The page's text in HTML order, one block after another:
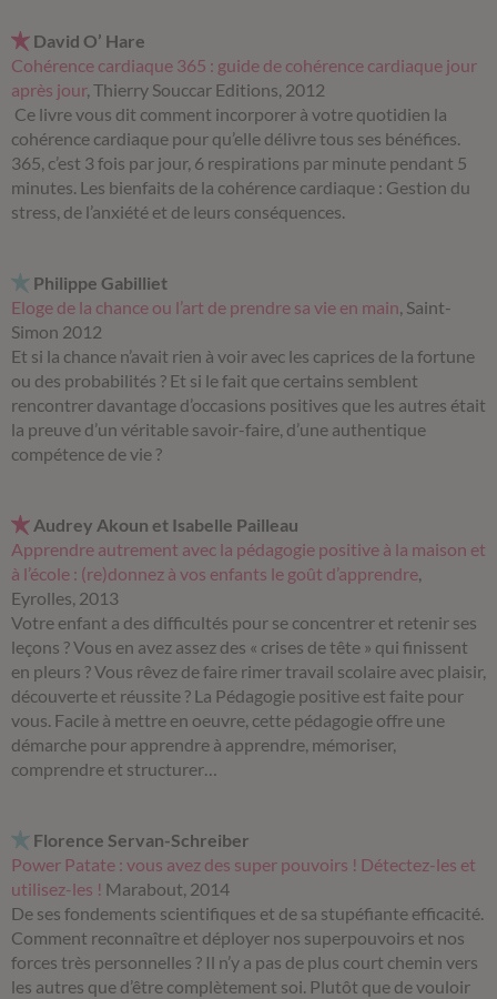
David O’ Hare
Cohérence cardiaque 365 : guide de cohérence cardiaque jour
après jour, Thierry Souccar Editions, 2012
Ce livre vous dit comment incorporer à votre quotidien la
cohérence cardiaque pour qu’elle délivre tous ses bénéfices.
365, c’est 3 fois par jour, 6 respirations par minute pendant 5
minutes. Les bienfaits de la cohérence cardiaque : Gestion du
stress, de l’anxiété et de leurs conséquences.
Philippe Gabilliet
Eloge de la chance ou l’art de prendre sa vie en main, Saint-
Simon 2012
Et si la chance n’avait rien à voir avec les caprices de la fortune
ou des probabilités ? Et si le fait que certains semblent
rencontrer davantage d’occasions positives que les autres était
la preuve d’un véritable savoir-faire, d’une authentique
compétence de vie ?
Audrey Akoun et Isabelle Pailleau
Apprendre autrement avec la pédagogie positive à la maison et
à l’école : (re)donnez à vos enfants le goût d’apprendre,
Eyrolles, 2013
Votre enfant a des difficultés pour se concentrer et retenir ses
leçons ? Vous en avez assez des « crises de tête » qui finissent
en pleurs ? Vous rêvez de faire rimer travail scolaire avec plaisir,
découverte et réussite ? La Pédagogie positive est faite pour
vous. Facile à mettre en oeuvre, cette pédagogie offre une
démarche pour apprendre à apprendre, mémoriser,
comprendre et structurer…
Florence Servan-Schreiber
Power Patate : vous avez des super pouvoirs ! Détectez-les et
utilisez-les ! Marabout, 2014
De ses fondements scientifiques et de sa stupéfiante efficacité.
Comment reconnaître et déployer nos superpouvoirs et nos
forces très personnelles ? Il n’y a pas de plus court chemin vers
les autres que d’être complètement soi. Plutôt que de vouloir